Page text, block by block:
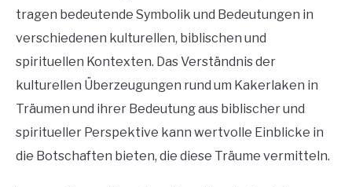
tragen bedeutende Symbolik und Bedeutungen in
verschiedenen kulturellen, biblischen und
spirituellen Kontexten. Das Verständnis der
kulturellen Überzeugungen rund um Kakerlaken in
Träumen und ihrer Bedeutung aus biblischer und
spiritueller Perspektive kann wertvolle Einblicke in
die Botschaften bieten, die diese Träume vermitteln.